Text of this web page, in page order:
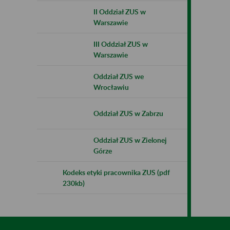
II Oddział ZUS w
Warszawie
III Oddział ZUS w
Warszawie
Oddział ZUS we
Wrocławiu
Oddział ZUS w Zabrzu
Oddział ZUS w Zielonej
Górze
Kodeks etyki pracownika ZUS (pdf
230kb)